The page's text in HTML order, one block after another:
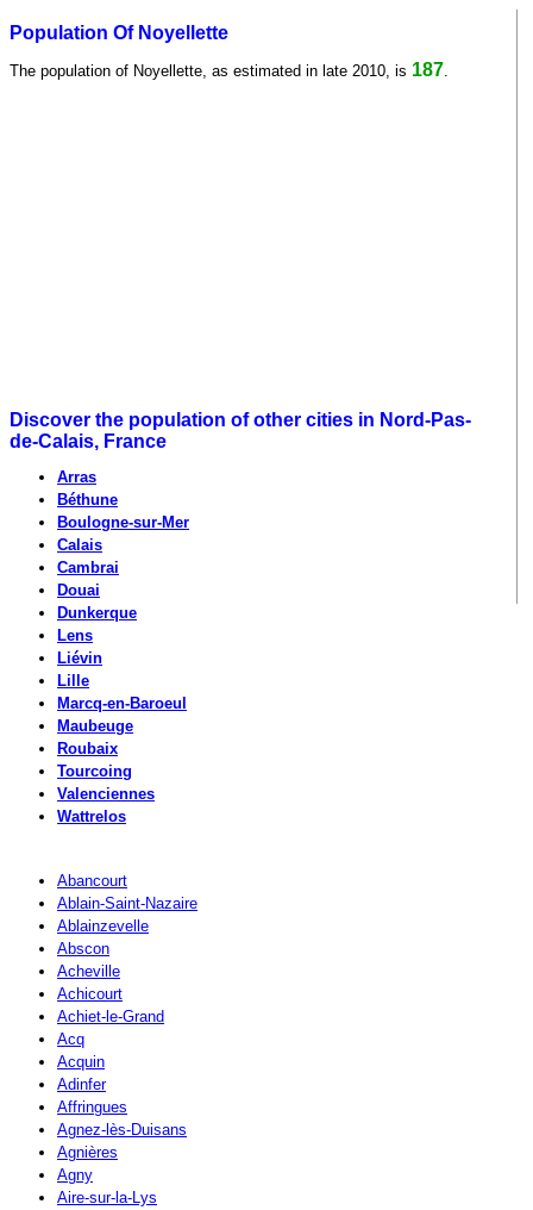
Population Of Noyellette
The population of Noyellette, as estimated in late 2010, is 187
Discover the population of other cities in Nord-Pas-
de-Calais, France
Arras
Béthune
Boulogne-sur-Mer
Calais
Cambrai
Douai
Dunkerque
Lens
Liévin
Lille
Marcq-en-Baroeul
Maubeuge
Roubaix
Tourcoing
Valenciennes
Wattrelos
Abancourt
Ablain-Saint-Nazaire
Ablainzevelle
Abscon
Acheville
Achicourt
Achiet-le-Grand
Acq
Acquin
Adinfer
Affringues
Agnez-lès-Duisans
Agnières
Agny
Aire-sur-la-Lys